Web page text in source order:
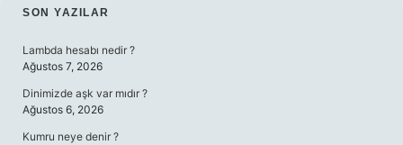
SIDEBAR
SON YAZILAR
Lambda hesabı nedir ?
Ağustos 7, 2026
Dinimizde aşk var mıdır ?
Ağustos 6, 2026
Kumru neye denir ?